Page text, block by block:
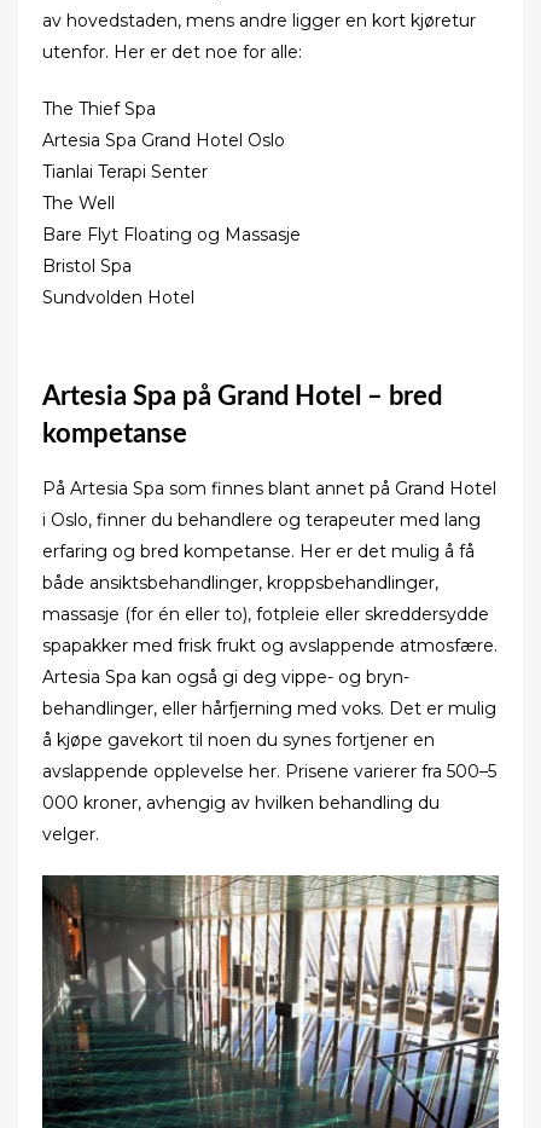
av hovedstaden, mens andre ligger en kort kjøretur
utenfor. Her er det noe for alle:
The Thief Spa
Artesia Spa Grand Hotel Oslo
Tianlai Terapi Senter
The Well
Bare Flyt Floating og Massasje
Bristol Spa
Sundvolden Hotel
Artesia Spa på Grand Hotel – bred
kompetanse
På Artesia Spa som finnes blant annet på Grand Hotel
i Oslo, finner du behandlere og terapeuter med lang
erfaring og bred kompetanse. Her er det mulig å få
både ansiktsbehandlinger, kroppsbehandlinger,
massasje (for én eller to), fotpleie eller skreddersydde
spapakker med frisk frukt og avslappende atmosfære.
Artesia Spa kan også gi deg vippe- og bryn-
behandlinger, eller hårfjerning med voks. Det er mulig
å kjøpe gavekort til noen du synes fortjener en
avslappende opplevelse her. Prisene varierer fra 500–5
000 kroner, avhengig av hvilken behandling du
velger.